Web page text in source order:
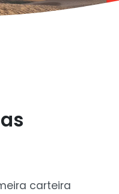
carteira